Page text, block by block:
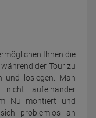
Ihnen die
der Tour zu
und loslegen. Man
aufeinander
Nu montiert und
problemlos an